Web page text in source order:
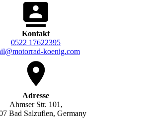
Kontakt
0522 17622395
koenig.com
Adresse
Ahmser Str. 101,
Bad Salzuflen, Germany